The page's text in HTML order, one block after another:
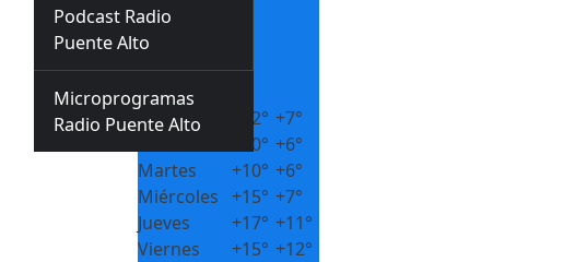
Podcast Radio
Puente Alto
Microprogramas
Radio Puente Alto
+10°
+5°
Puente Alto
Sábado, 08
Domingo
12° +7°
10° +6°
Martes
+10° +6°
Miércoles +15° +7°
Jueves
+17° +11°
Viernes
+15° +12°